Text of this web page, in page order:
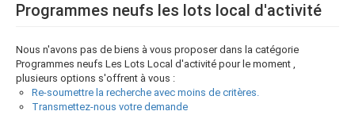
Programmes neufs les lots local d'activité
Nous n'avons pas de biens à vous proposer dans la catégorie
Programmes neufs Les Lots Local d'activité pour le moment ,
plusieurs options s'offrent à vous :
Re-soumettre la recherche avec moins de critères.
Transmettez-nous votre demande